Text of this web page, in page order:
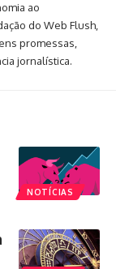
ao
do Web Flush,
promessas,
jornalística.
NOTÍCIAS